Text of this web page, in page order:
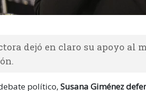
dejó en claro su apoyo al
político, Susana Giménez